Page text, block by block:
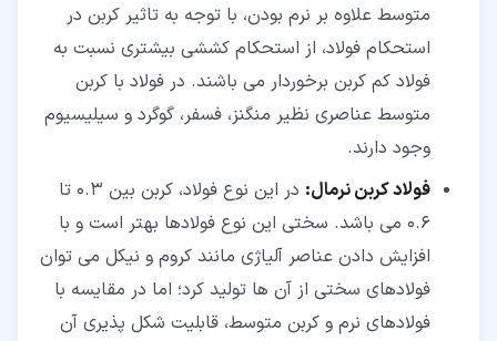
متوسط علاوه بر نرم بودن، با توجه به تاثیر کربن در
استحکام فولاد، از استحکام کششی بیشتری نسبت به
فولاد کم کربن برخوردار می باشند. در فولاد با کربن
متوسط عناصری نظیر منگنز، فسفر، گوگرد و سیلیسیوم
وجود دارند.
فولاد کربن نرمال:
در این نوع فولاد، کربن بین 0.3 تا
0.6 می باشد. سختی این نوع فولادها بهتر است و با
افزایش دادن عناصر آلیاژی مانند کروم و نیکل می توان
فولادهای سختی از آن ها تولید کرد؛ اما در مقایسه با
فولادهای نرم و کربن متوسط، قابلیت شکل پذیری آن